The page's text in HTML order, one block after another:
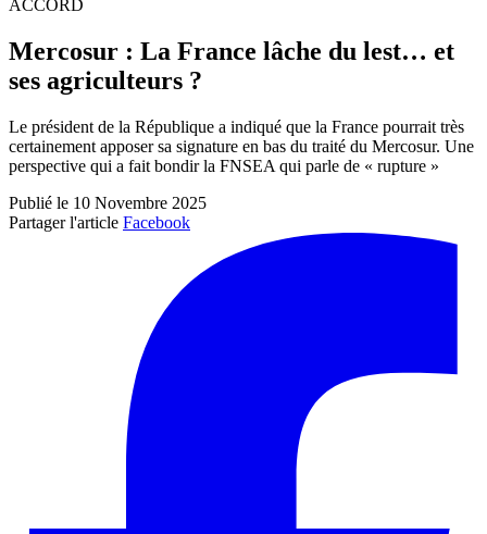
ACCORD
Mercosur : La France lâche du lest… et
ses agriculteurs ?
Le président de la République a indiqué que la France pourrait très
certainement apposer sa signature en bas du traité du Mercosur. Une
perspective qui a fait bondir la FNSEA qui parle de « rupture »
Publié le 10 Novembre 2025
Partager l'article Facebook